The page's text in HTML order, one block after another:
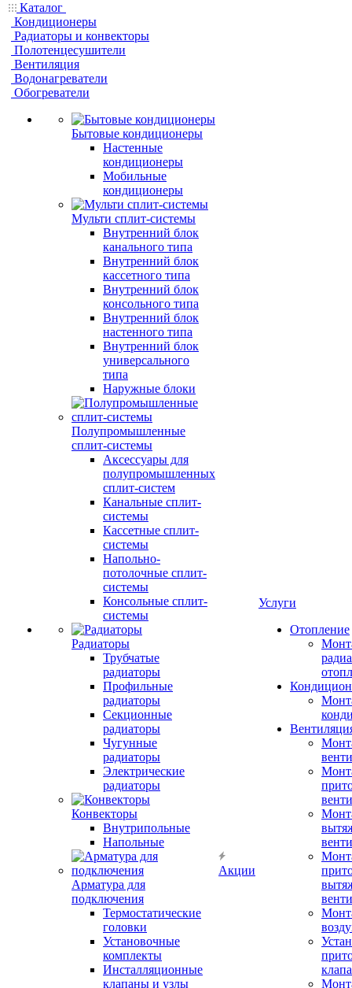
Каталог
Кондиционеры
Радиаторы и конвекторы
Полотенцесушители
Вентиляция
Водонагреватели
Обогреватели
Бытовые кондиционеры
Настенные
кондиционеры
Мобильные
кондиционеры
Мульти сплит-системы
Внутренний блок
канального типа
Внутренний блок
кассетного типа
Внутренний блок
консольного типа
Внутренний блок
настенного типа
Внутренний блок
универсального
типа
Наружные блоки
Полупромышленные
сплит-системы
Аксессуары для
полупромышленных
сплит-систем
Канальные сплит-
системы
Кассетные сплит-
системы
Напольно-
потолочные сплит-
системы
Консольные сплит-
системы
Радиаторы
Трубчатые
радиаторы
Профильные
радиаторы
Секционные
радиаторы
Чугунные
радиаторы
Электрические
радиаторы
Конвекторы
Внутрипольные
Напольные
Арматура для
подключения
Термостатические
головки
Установочные
комплекты
Инсталляционные
клапаны и узлы
Акции
Услуги
Отопление